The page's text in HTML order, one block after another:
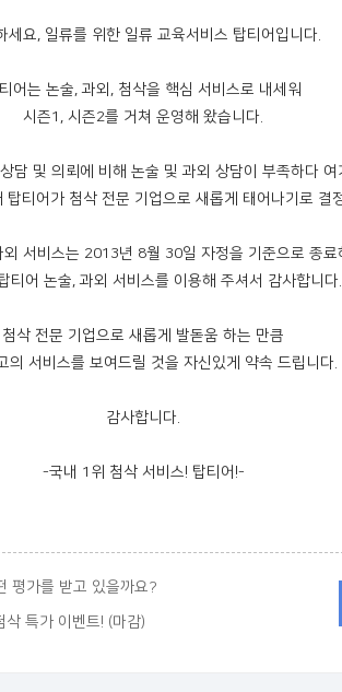
세요, 일류를 위한 일류 교육서비스 탑티어입니다.
어는 논술, 과외, 첨삭을 핵심 서비스로 내세워
시즌1, 시즌2를 거쳐 운영해 왔습니다.
담 및 의뢰에 비해 논술 및 과외 상담이 부족하다 여
탑티어가 첨삭 전문 기업으로 새롭게 태어나기로 결
외 서비스는 2013년 8월 30일 자정을 기준으로 종료
티어 논술, 과외 서비스를 이용해 주셔서 감사합니다.
첨삭 전문 기업으로 새롭게 발돋움 하는 만큼
의 서비스를 보여드릴 것을 자신있게 약속 드립니다.
감사합니다.
-국내 1위 첨삭 서비스! 탑티어!-
평가를 받고 있을까요?
삭 특가 이벤트! (마감)